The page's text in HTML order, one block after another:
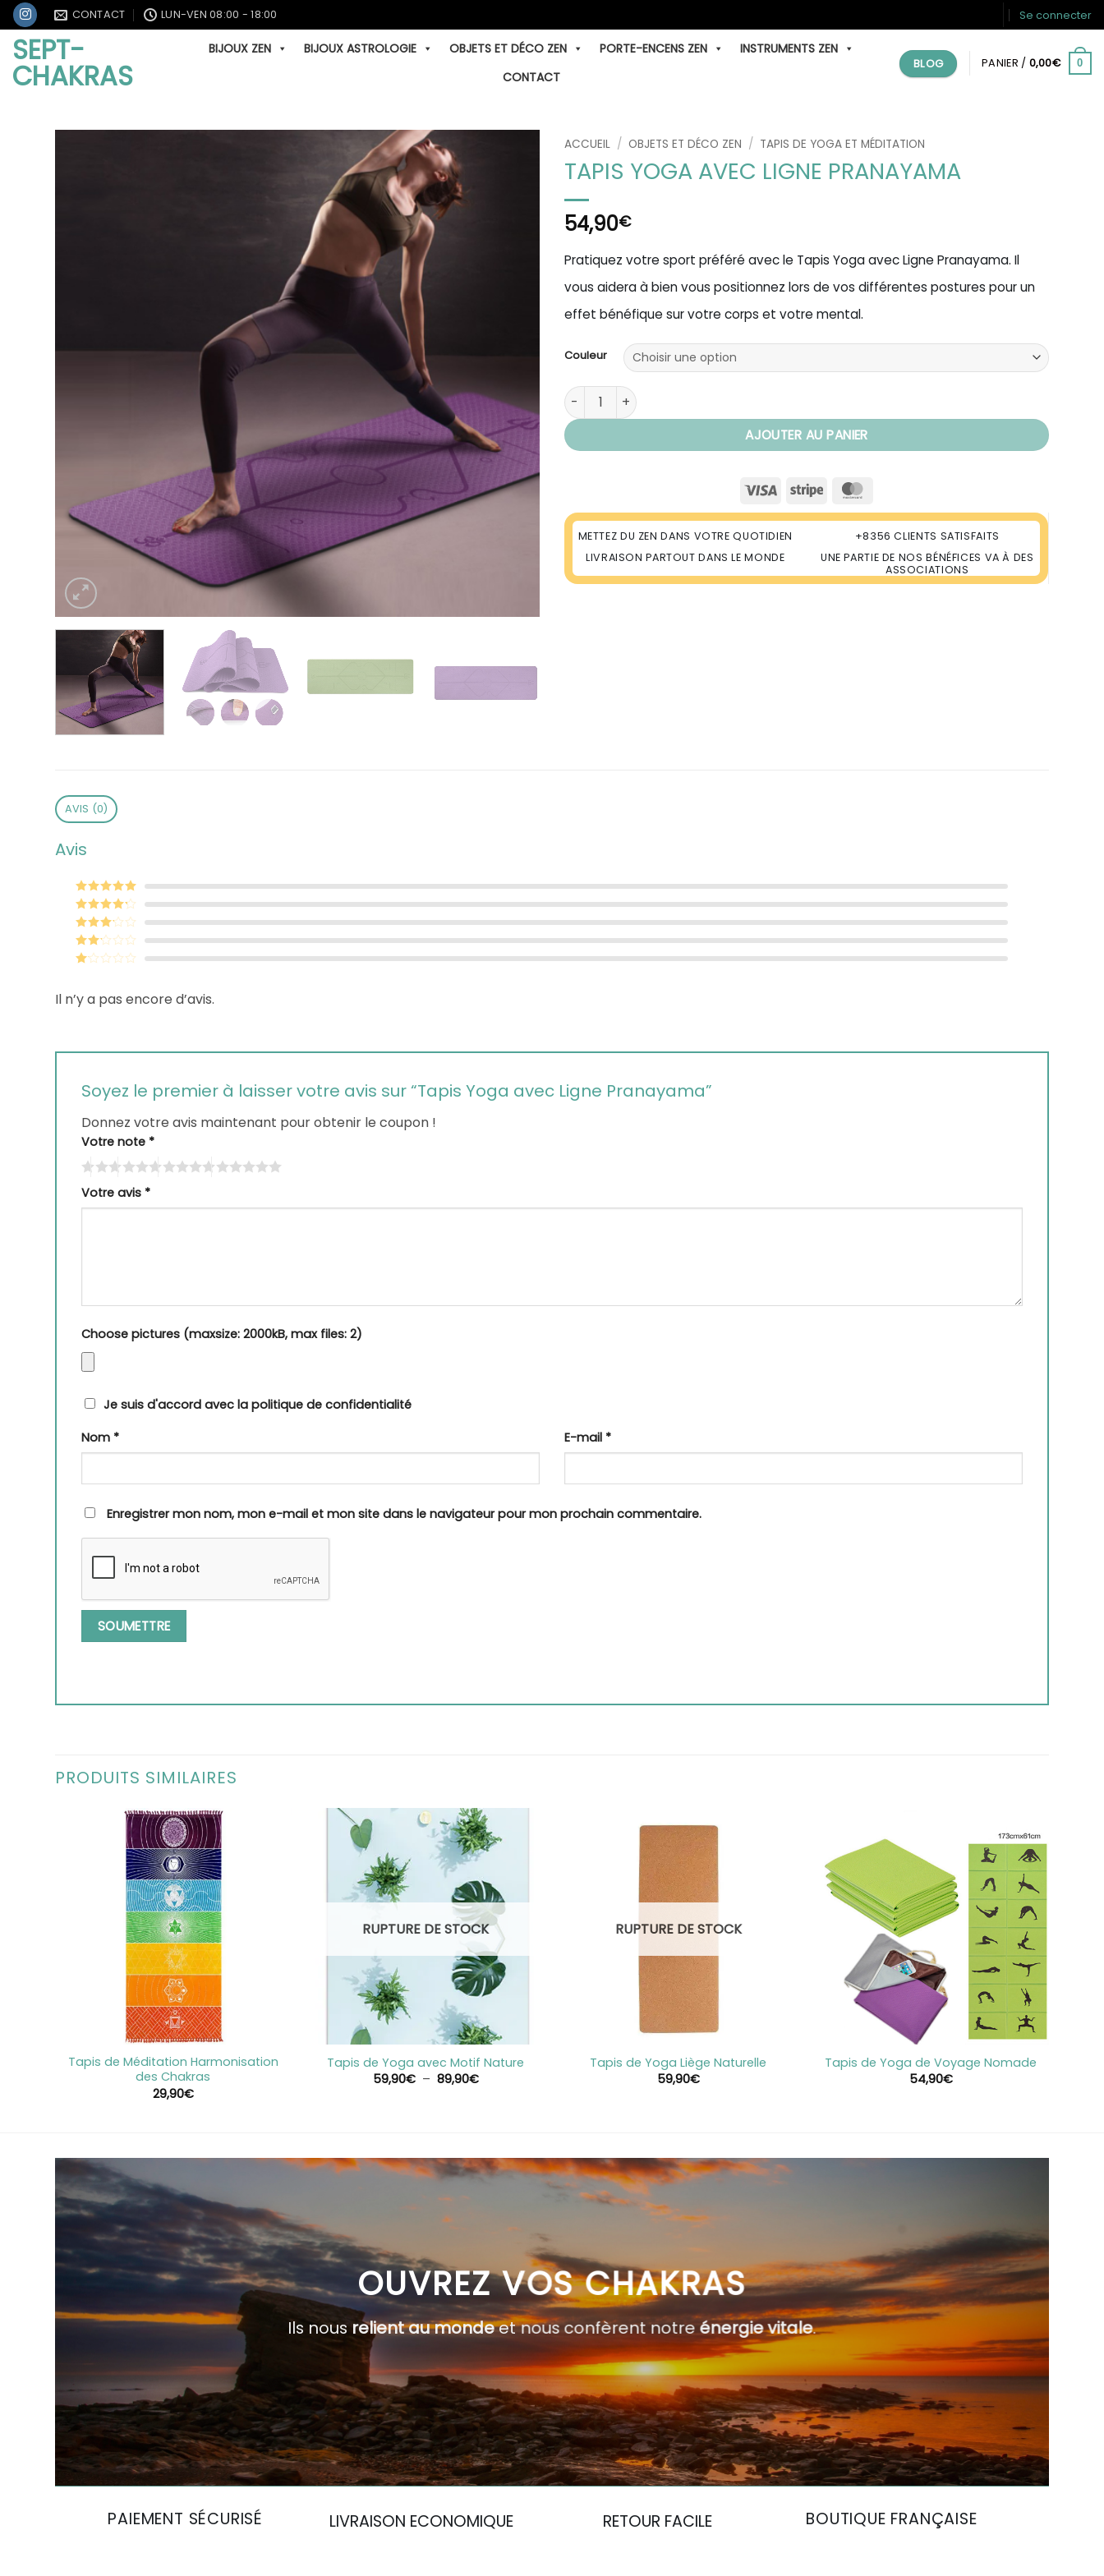
Passer
au
contenu
CONTACT LUN-VEN 08:00 - 18:00 Se connecter
SEPT-
CHAKRAS
BIJOUX ZEN BIJOUX ASTROLOGIE OBJETS ET DÉCO ZEN PORTE-ENCENS ZEN
INSTRUMENTS ZEN
CONTACT
BLOG PANIER / 0,00€ 0
ACCUEIL / OBJETS ET DÉCO ZEN / TAPIS DE YOGA ET MÉDITATION
TAPIS YOGA AVEC LIGNE PRANAYAMA
54,90€
Pratiquez votre sport préféré avec le Tapis Yoga avec Ligne Pranayama. Il
vous aidera à bien vous positionnez lors de vos différentes postures pour un
effet bénéfique sur votre corps et votre mental.
Couleur
quantité de Tapis Yoga avec Ligne Pranayama
AJOUTER AU PANIER
Visa Stripe
METTEZ DU ZEN DANS VOTRE QUOTIDIEN
+8356 CLIENTS SATISFAITS
LIVRAISON PARTOUT DANS LE MONDE
UNE PARTIE DE NOS BÉNÉFICES VA À DES
ASSOCIATIONS
AVIS (0)
Avis
Note5sur 5
Note4
sur 5
Note3
sur 5
Note
sur
5
Il n’y a pas encore d’avis.
Soyez le premier à laisser votre avis sur “Tapis Yoga avec Ligne Pranayama”
Donnez votre avis maintenant pour obtenir le coupon !
Votre note *
Votre avis *
Choose pictures (maxsize: 2000kB, max files: 2)
Je suis d'accord avec la politique de confidentialité
Nom * E-mail *
Enregistrer mon nom, mon e-mail et mon site dans le navigateur pour mon prochain commentaire.
PRODUITS SIMILAIRES
Tapis de Méditation Harmonisation
des Chakras
29,90€
RUPTURE DE STOCK
Tapis de Yoga avec Motif Nature
59,90€ – 89,90€Plage
RUPTURE DE STOCK
Tapis de Yoga Liège Naturelle
59,90€
Tapis de Yoga de Voyage Nomade
54,90€
OUVREZ VOS CHAKRAS
Ils nousrelient au mondeet nous confèrent notreénergie vitale.
PAIEMENT SÉCURISÉ LIVRAISON ECONOMIQUE RETOUR FACILE BOUTIQUE FRANÇAISE